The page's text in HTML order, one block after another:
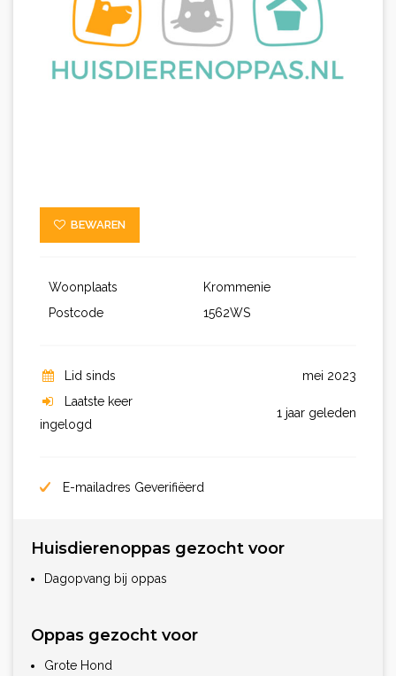
BEWAREN
Woonplaats
Krommenie
Postcode
1562WS
Lid sinds
mei 2023
Laatste keer
ingelogd
1 jaar geleden
E-mailadres Geverifiëerd
Huisdierenoppas gezocht voor
Dagopvang bij oppas
Oppas gezocht voor
Grote Hond